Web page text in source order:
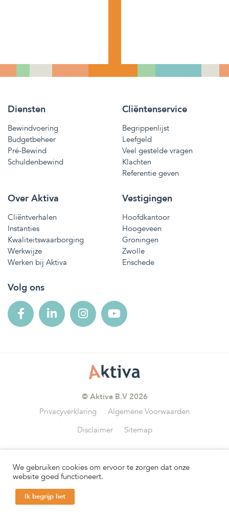
Diensten
Bewindvoering
Budgetbeheer
Pré-Bewind
Schuldenbewind
Cliëntenservice
Begrippenlijst
Leefgeld
Veel gestelde vragen
Klachten
Referentie geven
Over Aktiva
Cliëntverhalen
Instanties
Kwaliteitswaarborging
Werkwijze
Werken bij Aktiva
Vestigingen
Hoofdkantoor
Hoogeveen
Groningen
Zwolle
Enschede
Volg ons
© Aktiva B.V 2026
Privacyverklaring
Algemene Voorwaarden
Disclaimer
Sitemap
Wij zijn aangesloten bij
We gebruiken cookies om ervoor te zorgen dat onze
website goed functioneert.
Ik begrijp het